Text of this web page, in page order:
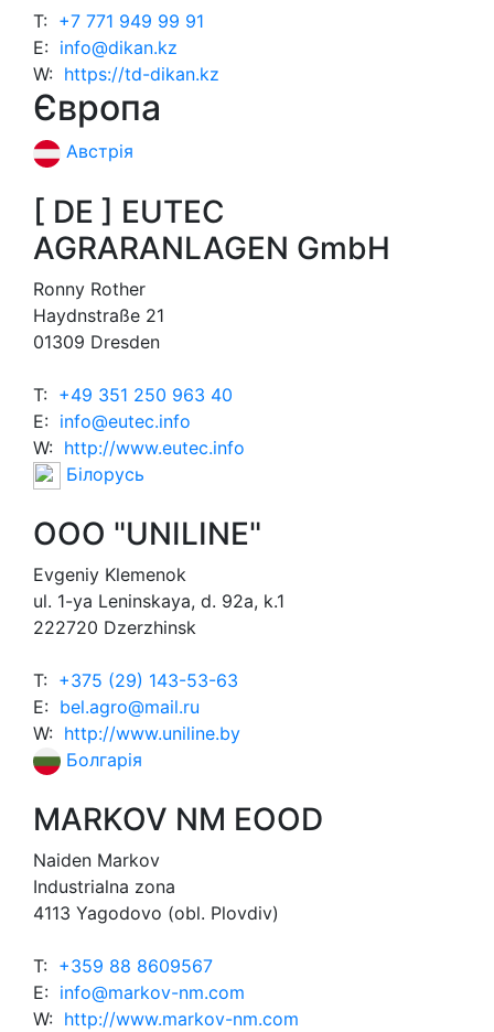
T: +7 771 949 99 91
E: info@dikan.kz
W: https://td-dikan.kz
Європа
Австрія
[ DE ] EUTEC
AGRARANLAGEN GmbH
Ronny Rother
Haydnstraße 21
01309 Dresden
T: +49 351 250 963 40
E: info@eutec.info
W: http://www.eutec.info
Білорусь
OOO "UNILINE"
Evgeniy Klemenok
ul. 1-ya Leninskaya, d. 92a, k.1
222720 Dzerzhinsk
T: +375 (29) 143-53-63
E: bel.agro@mail.ru
W: http://www.uniline.by
Болгарія
MARKOV NM EOOD
Naiden Markov
Industrialna zona
4113 Yagodovo (obl. Plovdiv)
T: +359 88 8609567
E: info@markov-nm.com
W: http://www.markov-nm.com